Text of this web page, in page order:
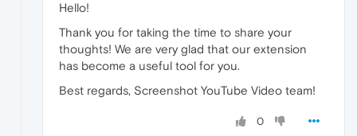
Hello!
Thank you for taking the time to share your
thoughts! We are very glad that our extension
has become a useful tool for you.
Best regards, Screenshot YouTube Video team!
0